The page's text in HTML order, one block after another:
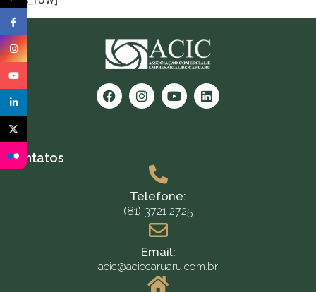
Contatos
Telefone:
(81) 3721 2725
Email:
acic@aciccaruaru.com.br